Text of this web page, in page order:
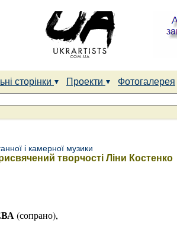
сторінки Проекти Фотогалерея
і камерної музики
творчості Ліни Костенко
(сопрано),